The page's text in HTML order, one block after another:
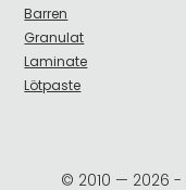
Barren
Granulat
Laminate
Lötpaste
© 2010 — 2026 -